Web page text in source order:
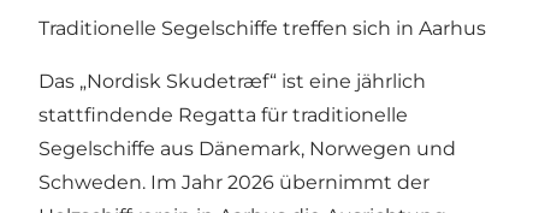
Traditionelle Segelschiffe treffen sich in Aarhus
Das „Nordisk Skudetræf“ ist eine jährlich
stattfindende Regatta für traditionelle
Segelschiffe aus Dänemark, Norwegen und
Schweden. Im Jahr 2026 übernimmt der